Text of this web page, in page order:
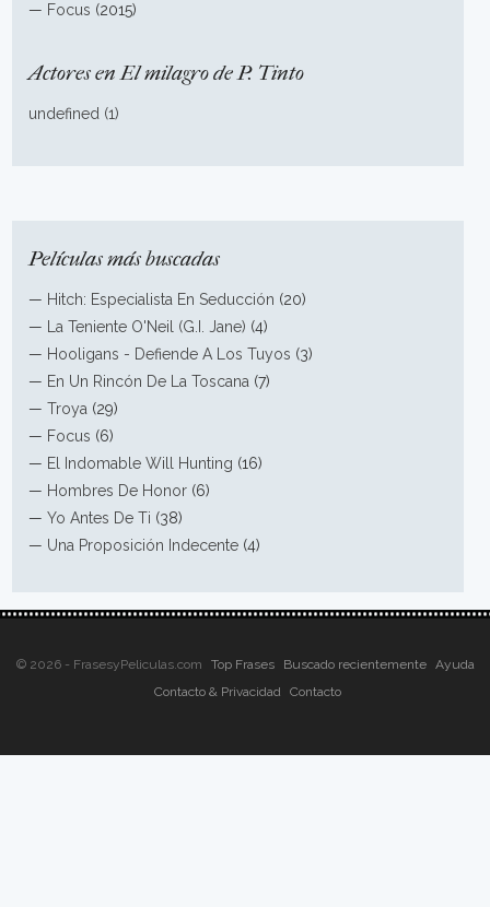
— Focus (2015)
Actores en El milagro de P. Tinto
undefined (1)
Películas más buscadas
— Hitch: Especialista En Seducción (20)
—
La Teniente O'Neil (G.I. Jane) (4)
— Hooligans - Defiende A Los Tuyos (3)
— En Un Rincón De La Toscana (7)
—Troya (29)
— Focus (6)
— El Indomable Will Hunting (16)
— Hombres De Honor (6)
—Yo Antes De Ti (38)
— Una Proposición Indecente (4)
© 2026 - FrasesyPeliculas.com Top Frases Buscado recientemente
Ayuda
Contacto & Privacidad
Contacto